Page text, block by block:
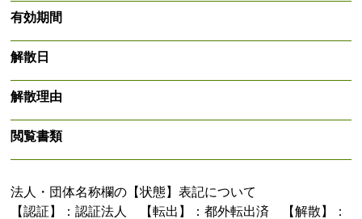
有効期間
解散日
解散理由
閲覧書類
法人・団体名称欄の【状態】表記について
【認証】：認証法人 【転出】：都外転出済 【解散】：